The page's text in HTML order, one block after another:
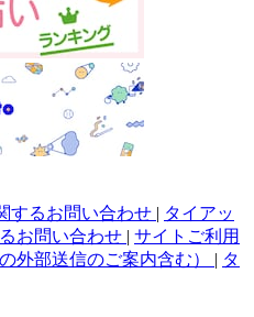
するお問い合わせ | タイアッ
お問い合わせ | サイトご利用
外部送信のご案内含む） | タ